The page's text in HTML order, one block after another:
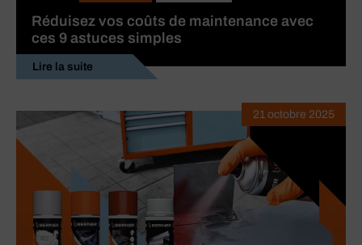
Réduisez vos coûts de maintenance avec
ces 9 astuces simples
Lire la suite
21 octobre 2025